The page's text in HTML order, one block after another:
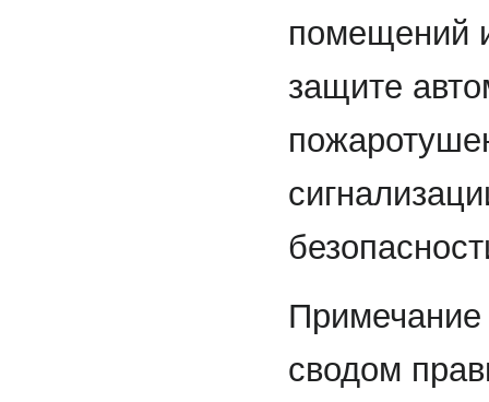
помещений
защите
сводом